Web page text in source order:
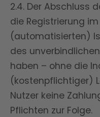
2.4. Der Abschluss
die Registrierung
(automatisierten)
des
haben – ohne die
(kostenpflichtiger)
Nutzer keine
Pflichten zur Folge.